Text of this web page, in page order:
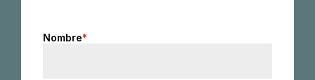
Nombre*